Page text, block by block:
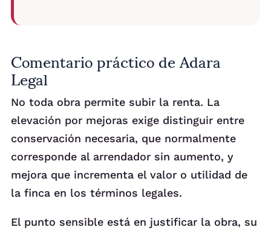
Comentario práctico de Adara
Legal
No toda obra permite subir la renta. La
elevación por mejoras exige distinguir entre
conservación necesaria, que normalmente
corresponde al arrendador sin aumento, y
mejora que incrementa el valor o utilidad de
la finca en los términos legales.
El punto sensible está en justificar la obra, su